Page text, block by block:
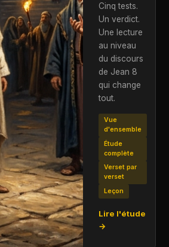
Cinq tests.
Un verdict.
Une lecture
au niveau
du discours
de Jean 8
qui change
tout.
Vue
d'ensemble
Étude
complète
Verset par
verset
Leçon
Lire l'étude
→